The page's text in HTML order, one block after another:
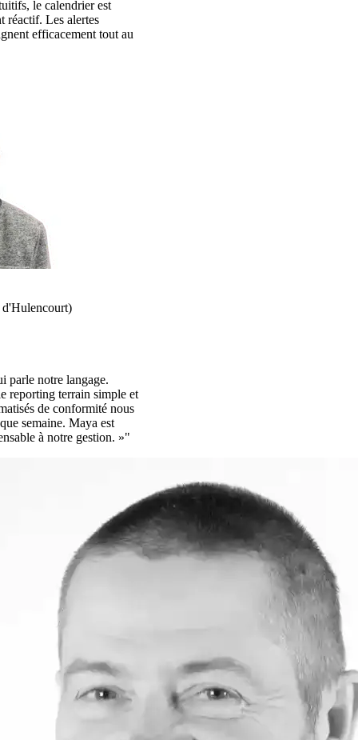
le calendrier est
réactif. Les alertes
efficacement tout au
parle notre langage.
reporting terrain simple et
de conformité nous
semaine. Maya est
à notre gestion. »"